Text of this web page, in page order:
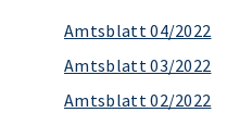
Amtsblatt 04/2022
Amtsblatt 03/2022
Amtsblatt 02/2022